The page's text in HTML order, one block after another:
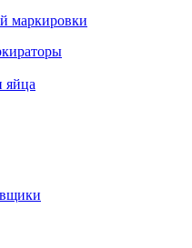
маркировки
яйца